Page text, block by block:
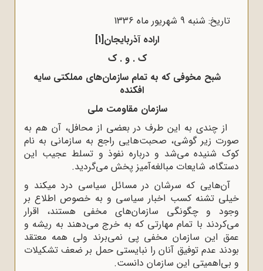
تاریخ‌: شنبه 9 شهریور ماه 1336
اراده آذربایجان[1]
ک . و . ک
شبح مخوفی که به تمام سازمان‌های مملکتی سایه
افکنده
سازمان مقاومت ملی
از چندی به این طرف در بعضی از محافل، آن هم به
صورت زیر گوشی، صحبت‌هایی راجع به سازمانی به نام
کوک شنیده می‌شد و درباره نفوذ و تسلط عجیب این
دستگاه، شایعات مبالغه‌آمیز پخش می‌گردید.
آن‌هایی که سرشان در مسائل سیاسی درد میکند و
خیلی تشنه کسب اخبار سیاسی و به خصوص اطلاع بر
وجود و چگونگی سازمان‌های مخفی هستند، اقرار
می‌کردند با تمام مهارتی که به خرج می‌دهند به ریشه و
عمق این سازمان مخفی پی‌ نمی‌برند ولی همه معتقد
بودند عدم توفیق آنان را نبایستی حمل بر ضعف تشکیلات
و بی‌اهمیتی این سازمان دانست.